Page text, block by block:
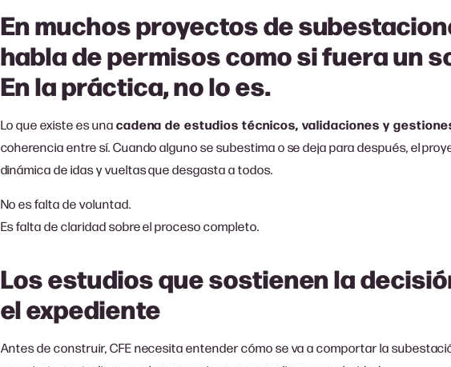
En muchos proyectos de
habla de permisos como si fuera un
En la práctica, no lo es.
Lo que existe es unacadena de estudios técnicos, validaciones y
coherencia entre sí. Cuando alguno se subestima o se deja para después, el
dinámica de idas y vueltas que desgasta a todos.
No es falta de voluntad.
Es falta de claridad sobre el proceso completo.
Los estudios que sostienen la
el expediente
Antes de construir, CFE necesita entender cómo se va a comportar la